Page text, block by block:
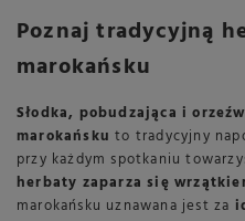
Poznaj tradycyjną
marokańsku
Słodka, pobudzająca i
marokańsku to tradycyjny
przy każdym spotkaniu
herbaty zaparza się
marokańsku uznawana jest za